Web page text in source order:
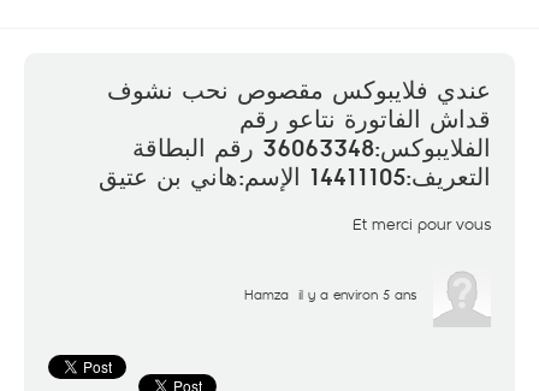
عندي فلايبوكس مقصوص نحب نشوف
قداش الفاتورة نتاعو رقم
الفلايبوكس:36063348 رقم البطاقة
التعريف:14411105 الإسم:هاني بن عتيق
Et merci pour vous
Hamza il y a environ 5 ans